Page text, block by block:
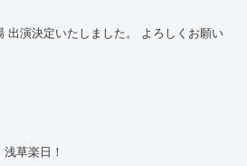
出演決定いたしました。 よろしくお願い
浅草楽日！